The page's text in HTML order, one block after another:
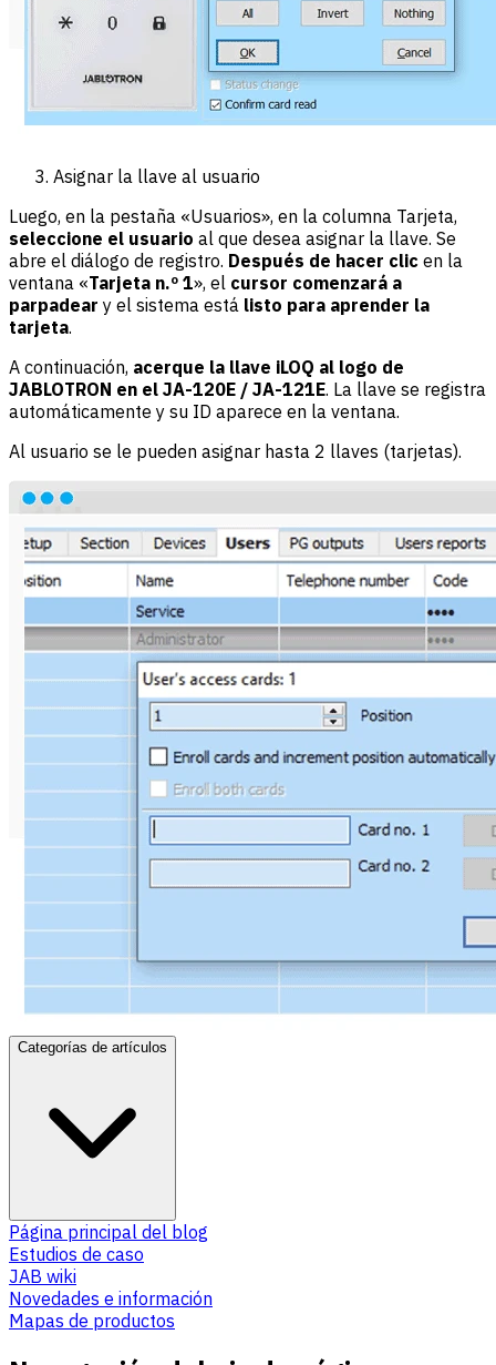
Asignar la llave al usuario
Luego, en la pestaña «Usuarios», en la columna Tarjeta,
seleccione el usuario al que desea asignar la llave. Se
abre el diálogo de registro. Después de hacer clic en la
ventana «Tarjeta n.º 1», el cursor comenzará a
parpadear y el sistema está listo para aprender la
tarjeta.
A continuación, acerque la llave iLOQ al logo de
JABLOTRON en el JA-120E / JA-121E. La llave se registra
automáticamente y su ID aparece en la ventana.
Al usuario se le pueden asignar hasta 2 llaves (tarjetas).
Categorías de artículos
Página principal del blog
Estudios de caso
JAB wiki
Novedades e información
Mapas de productos